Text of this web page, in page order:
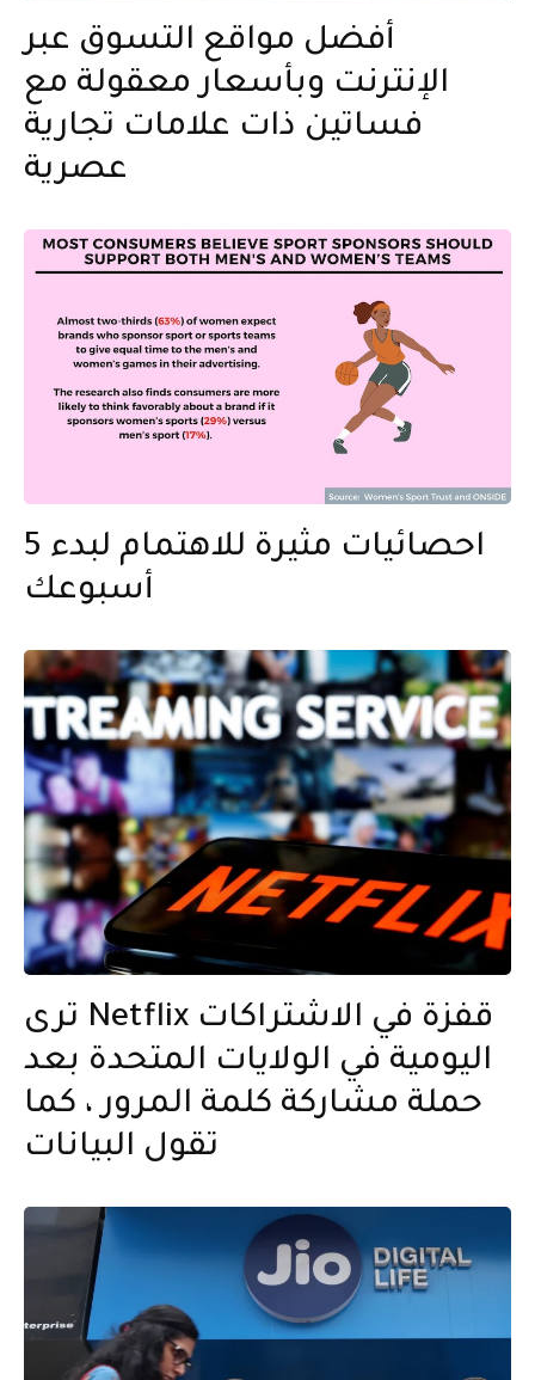
أفضل مواقع التسوق عبر
الإنترنت وبأسعار معقولة مع
فساتين ذات علامات تجارية
عصرية
5 احصائيات مثيرة للاهتمام لبدء
أسبوعك
ترى Netflix قفزة في الاشتراكات
اليومية في الولايات المتحدة بعد
حملة مشاركة كلمة المرور ، كما
تقول البيانات